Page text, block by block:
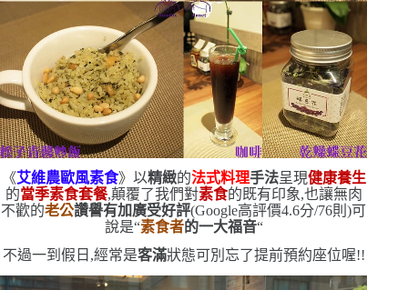
《艾維農歐風素食》以精緻的法式料理手法呈現健康養生
的當季素食套餐,顛覆了我們對素食的既有印象,也讓無肉
不歡的老公讚譽有加廣受好評(Google高評價4.6分/76則)可
說是“素食者的一大福音“
不過一到假日,經常是客滿狀態可別忘了提前預約座位喔!!